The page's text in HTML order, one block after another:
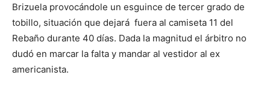
Brizuela provocándole un esguince de tercer grado de
tobillo, situación que dejará fuera al camiseta 11 del
Rebaño durante 40 días. Dada la magnitud el árbitro no
dudó en marcar la falta y mandar al vestidor al ex
americanista.